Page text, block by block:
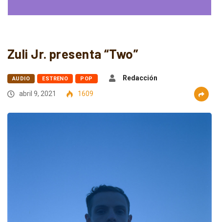
Zuli Jr. presenta “Two”
AUDIO ESTRENO POP
Redacción
abril 9, 2021
1609